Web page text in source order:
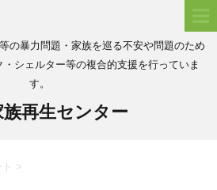
の暴力問題・家族を巡る不安や問題のため
シェルター等の複合的支援を行っていま
す。
族再生センター
>